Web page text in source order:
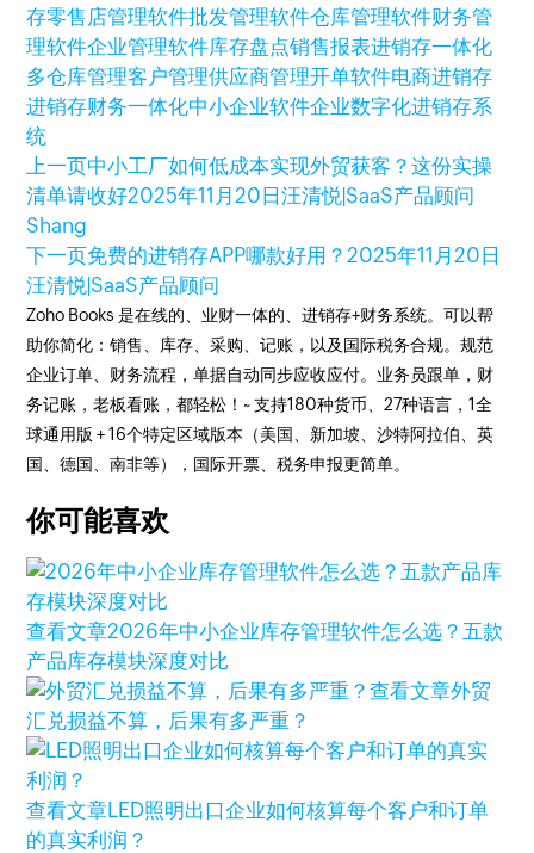
存零售店管理软件批发管理软件仓库管理软件财务管
理软件企业管理软件库存盘点销售报表进销存一体化
多仓库管理客户管理供应商管理开单软件电商进销存
进销存财务一体化中小企业软件企业数字化进销存系
统
上一页中小工厂如何低成本实现外贸获客？这份实操
清单请收好2025年11月20日汪清悦|SaaS产品顾问
Shang
下一页免费的进销存APP哪款好用？2025年11月20日
汪清悦|SaaS产品顾问
Zoho Books 是在线的、业财一体的、进销存+财务系统。可以帮
助你简化：销售、库存、采购、记账，以及国际税务合规。规范
企业订单、财务流程，单据自动同步应收应付。业务员跟单，财
务记账，老板看账，都轻松！~ 支持180种货币、27种语言，1全
球通用版 + 16个特定区域版本（美国、新加坡、沙特阿拉伯、英
国、德国、南非等），国际开票、税务申报更简单。
你可能喜欢
查看文章2026年中小企业库存管理软件怎么选？五款
产品库存模块深度对比
查看文章外贸
汇兑损益不算，后果有多严重？
查看文章LED照明出口企业如何核算每个客户和订单
的真实利润？